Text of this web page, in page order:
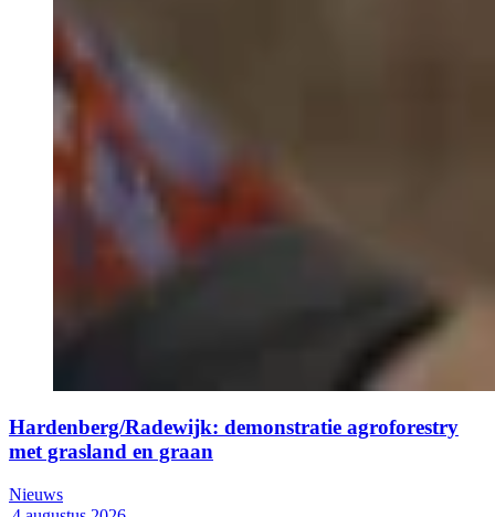
Hardenberg/Radewijk: demonstratie agroforestry
met grasland en graan
Nieuws